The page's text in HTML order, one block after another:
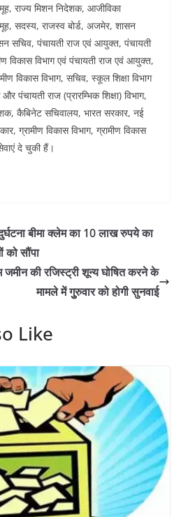
राज्य मिशन निदेशक, आजीविका
सदस्य, राजस्व बोर्ड, अजमेर, शासन
सचिव, पंचायती राज एवं आयुक्त, पंचायती
विकास विभाग एवं पंचायती राज एवं आयुक्त,
विकास विभाग, सचिव, स्कूल शिक्षा विभाग
पंचायती राज (प्रारम्भिक शिक्षा) विभाग,
कैबिनेट सचिवालय, भारत सरकार, नई
ग्रामीण विकास विभाग, ग्रामीण विकास
दे चुकी हैं।
बीमा क्लेम का 10 लाख रुपये का
सौंपा
जमीन की रजिस्ट्री शून्य घोषित करने के
मामले में गुुरुवार को होगी सुनवाई
Like